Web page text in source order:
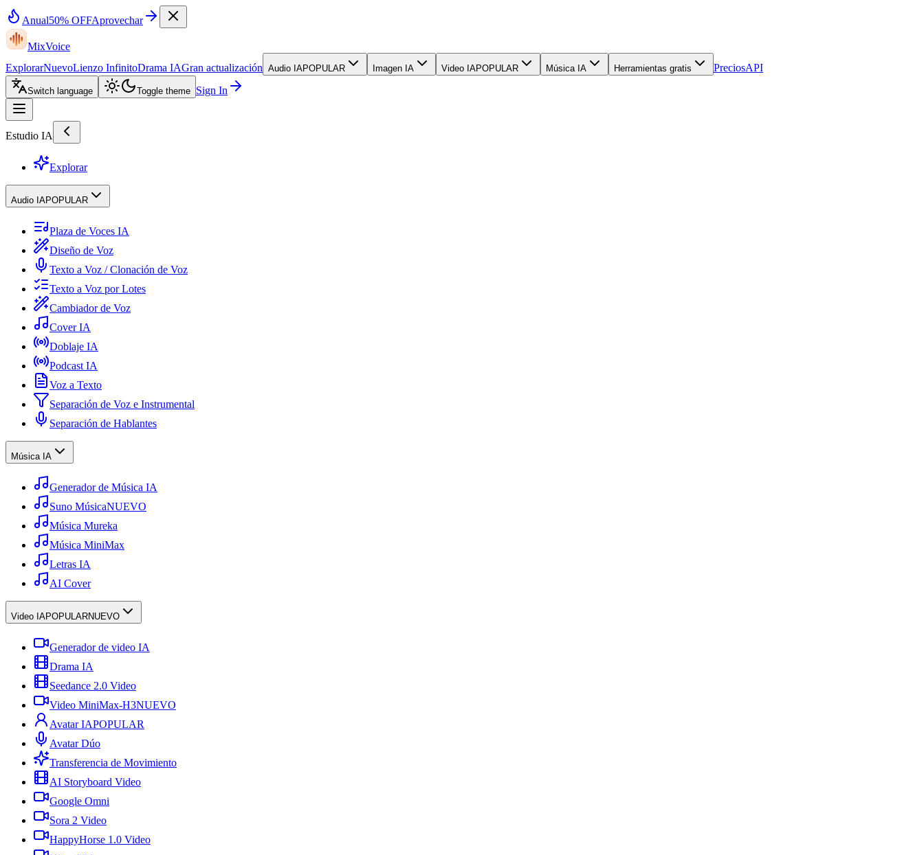
Anual50% OFFAprovechar
MixVoice
ExplorarNuevoLienzo InfinitoDrama IAGran actualización Audio IAPOPULAR Imagen IA Video IAPOPULAR Música IA Herramientas gratis PreciosAPI
Switch language Toggle theme Sign In
Estudio IA
Explorar
Audio IAPOPULAR
Plaza de Voces IA
Diseño de Voz
Texto a Voz / Clonación de Voz
Texto a Voz por Lotes
Cambiador de Voz
Cover IA
Doblaje IA
Podcast IA
Voz a Texto
Separación de Voz e Instrumental
Separación de Hablantes
Música IA
Generador de Música IA
Suno MúsicaNUEVO
Música Mureka
Música MiniMax
Letras IA
AI Cover
Video IAPOPULARNUEVO
Generador de video IA
Drama IA
Seedance 2.0 Video
Video MiniMax-H3NUEVO
Avatar IAPOPULAR
Avatar Dúo
Transferencia de Movimiento
AI Storyboard Video
Google Omni
Sora 2 Video
HappyHorse 1.0 Video